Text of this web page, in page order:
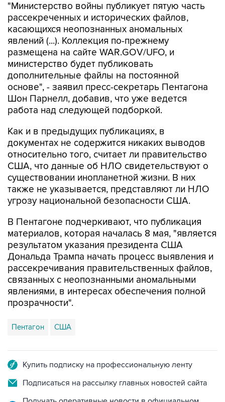
"Министерство войны публикует пятую часть
рассекреченных и исторических файлов,
касающихся неопознанных аномальных
явлений (...). Коллекция по-прежнему
размещена на сайте WAR.GOV/UFO, и
министерство будет публиковать
дополнительные файлы на постоянной
основе", - заявил пресс-секретарь Пентагона
Шон Парнелл, добавив, что уже ведется
работа над следующей подборкой.
Как и в предыдущих публикациях, в
документах не содержится никаких выводов
относительно того, считает ли правительство
США, что данные об НЛО свидетельствуют о
существовании инопланетной жизни. В них
также не указывается, представляют ли НЛО
угрозу национальной безопасности США.
В Пентагоне подчеркивают, что публикация
материалов, которая началась 8 мая, "является
результатом указания президента США
Дональда Трампа начать процесс выявления и
рассекречивания правительственных файлов,
связанных с неопознанными аномальными
явлениями, в интересах обеспечения полной
прозрачности".
Пентагон США
Купить подписку на профессиональную ленту
Подписаться на рассылку главных новостей сайта